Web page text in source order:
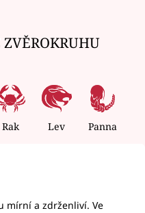
Rak Lev Panna
mírní a zdrženliví. Ve